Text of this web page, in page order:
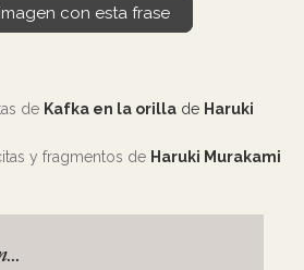
con esta frase
de Kafka en la orilla de Haruki
y fragmentos de Haruki Murakami